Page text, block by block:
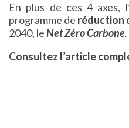
En plus de ces 4 axes,
programme de réduction
2040, leNet Zéro Carbone.
Consultez l’article